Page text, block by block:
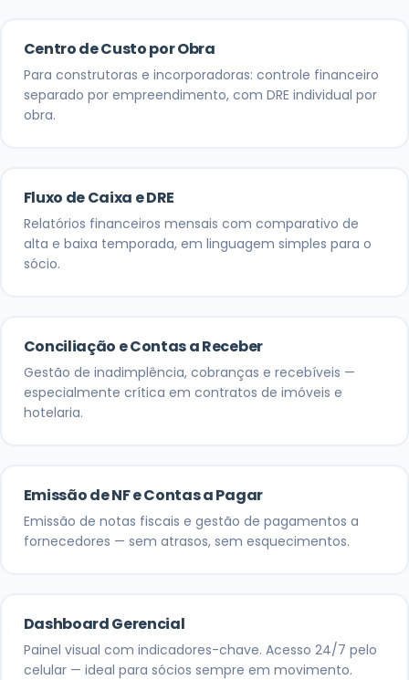
Centro de Custo por Obra
Para construtoras e incorporadoras: controle financeiro
separado por empreendimento, com DRE individual por
obra.
Fluxo de Caixa e DRE
Relatórios financeiros mensais com comparativo de
alta e baixa temporada, em linguagem simples para o
sócio.
Conciliação e Contas a Receber
Gestão de inadimplência, cobranças e recebíveis —
especialmente crítica em contratos de imóveis e
hotelaria.
Emissão de NF e Contas a Pagar
Emissão de notas fiscais e gestão de pagamentos a
fornecedores — sem atrasos, sem esquecimentos.
Dashboard Gerencial
Painel visual com indicadores-chave. Acesso 24/7 pelo
celular — ideal para sócios sempre em movimento.